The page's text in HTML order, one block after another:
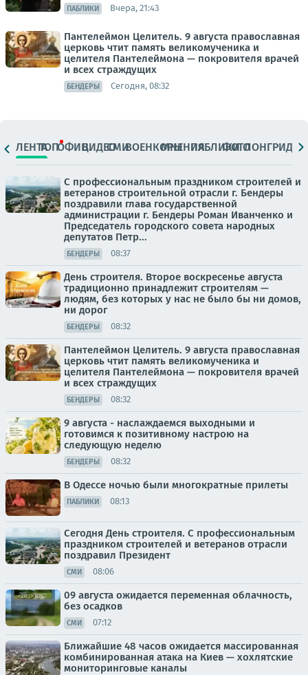
ПАБЛИКИ Вчера, 21:43
Пантелеймон Целитель. 9 августа православная
церковь чтит память великомученика и
целителя Пантелеймона — покровителя врачей
и всех страждущих
БЕНДЕРЫ Сегодня, 08:32
ЛЕНТАТОПОФИЦ.ВИДЕОСМИВОЕНКОРЫМНЕНИЯПАБЛИКИ
ФОТОЛОНГРИДЫ
С профессиональным праздником строителей и
ветеранов строительной отрасли г. Бендеры
поздравили глава государственной
администрации г. Бендеры Роман Иванченко и
Председатель городского совета народных
депутатов Петр...
БЕНДЕРЫ 08:37
День строителя. Второе воскресенье августа
традиционно принадлежит строителям —
людям, без которых у нас не было бы ни домов,
ни дорог
БЕНДЕРЫ 08:32
Пантелеймон Целитель. 9 августа православная
церковь чтит память великомученика и
целителя Пантелеймона — покровителя врачей
и всех страждущих
БЕНДЕРЫ 08:32
9 августа - наслаждаемся выходными и
готовимся к позитивному настрою на
следующую неделю
БЕНДЕРЫ 08:32
В Одессе ночью были многократные прилеты
ПАБЛИКИ 08:13
Сегодня День строителя. С профессиональным
праздником строителей и ветеранов отрасли
поздравил Президент
СМИ 08:06
09 августа ожидается переменная облачность,
без осадков
СМИ 07:12
Ближайшие 48 часов ожидается массированная
комбинированная атака на Киев — хохлятские
мониторинговые каналы